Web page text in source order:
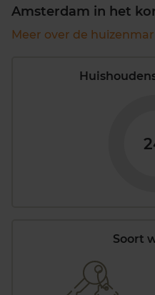
Amsterdam in het
Meer over de
Soort